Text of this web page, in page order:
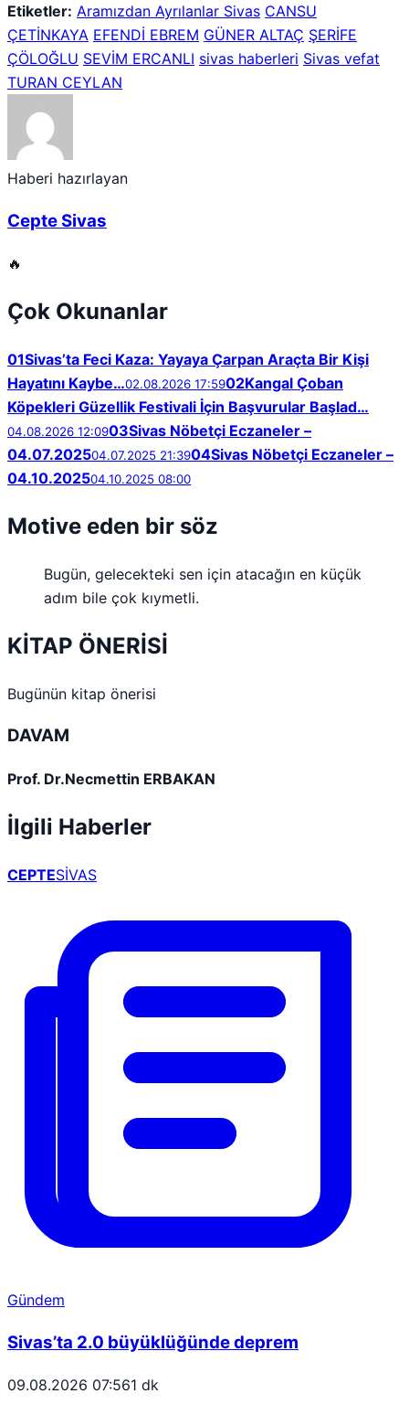
Etiketler: Aramızdan Ayrılanlar Sivas CANSU
ÇETİNKAYA EFENDİ EBREM GÜNER ALTAÇ ŞERİFE
ÇÖLOĞLU SEVİM ERCANLI sivas haberleri Sivas vefat
TURAN CEYLAN
Haberi hazırlayan
Cepte Sivas
🔥
Çok Okunanlar
01Sivas’ta Feci Kaza: Yayaya Çarpan Araçta Bir Kişi
Hayatını Kaybe…02.08.2026 17:5902Kangal Çoban
Köpekleri Güzellik Festivali İçin Başvurular Başlad…
04.08.2026 12:0903Sivas Nöbetçi Eczaneler –
04.07.202504.07.2025 21:3904Sivas Nöbetçi Eczaneler –
04.10.202504.10.2025 08:00
Motive eden bir söz
Bugün, gelecekteki sen için atacağın en küçük
adım bile çok kıymetli.
KİTAP ÖNERİSİ
Bugünün kitap önerisi
DAVAM
Prof. Dr.Necmettin ERBAKAN
İlgili Haberler
CEPTESİVAS
Gündem
Sivas’ta 2.0 büyüklüğünde deprem
09.08.2026 07:561 dk